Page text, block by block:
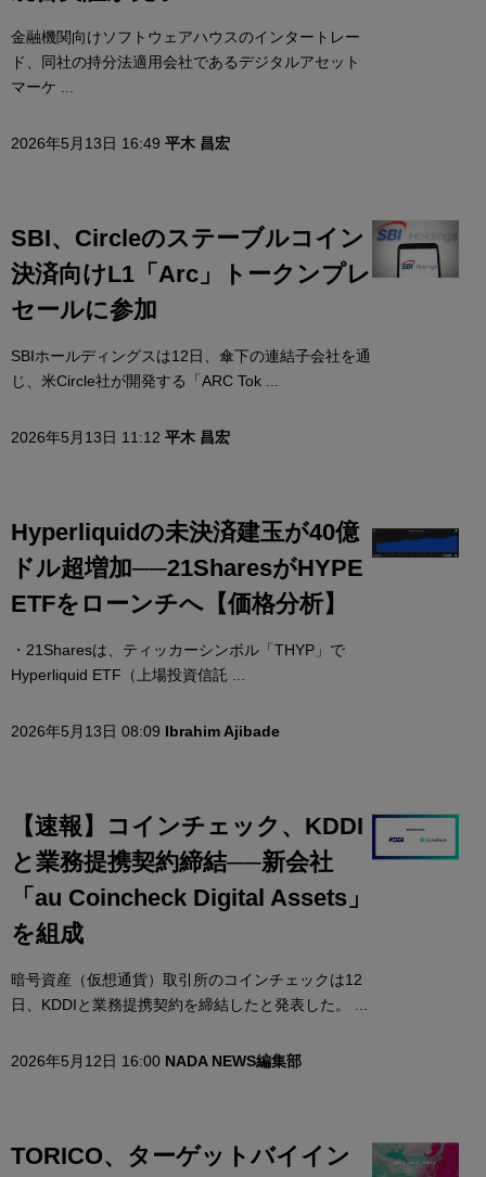
金融機関向けソフトウェアハウスのインタートレー
ド、同社の持分法適用会社であるデジタルアセット
マーケ ...
2026年5月13日 16:49 平木 昌宏
SBI、Circleのステーブルコイン
決済向けL1「Arc」トークンプレ
セールに参加
SBIホールディングスは12日、傘下の連結子会社を通
じ、米Circle社が開発する「ARC Tok ...
2026年5月13日 11:12 平木 昌宏
Hyperliquidの未決済建玉が40億
ドル超増加──21SharesがHYPE
ETFをローンチへ【価格分析】
・21Sharesは、ティッカーシンボル「THYP」で
Hyperliquid ETF（上場投資信託 ...
2026年5月13日 08:09 Ibrahim Ajibade
【速報】コインチェック、KDDI
と業務提携契約締結──新会社
「au Coincheck Digital Assets」
を組成
暗号資産（仮想通貨）取引所のコインチェックは12
日、KDDIと業務提携契約を締結したと発表した。 ...
2026年5月12日 16:00 NADA NEWS編集部
TORICO、ターゲットバイイン